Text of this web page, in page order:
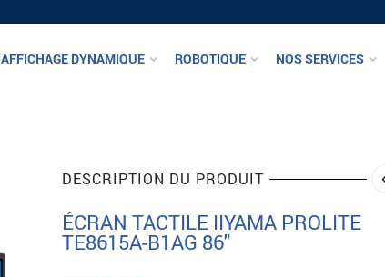
AFFICHAGE DYNAMIQUE ROBOTIQUE NOS SERVICES
DESCRIPTION DU PRODUIT
ÉCRAN TACTILE IIYAMA PROLITE
TE8615A-B1AG 86″